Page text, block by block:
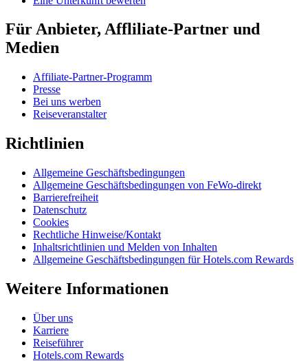
Für Anbieter, Affliliate-Partner und
Medien
Affiliate-Partner-Programm
Presse
Bei uns werben
Reiseveranstalter
Richtlinien
Allgemeine Geschäftsbedingungen
Allgemeine Geschäftsbedingungen von FeWo-direkt
Barrierefreiheit
Datenschutz
Cookies
Rechtliche Hinweise/Kontakt
Inhaltsrichtlinien und Melden von Inhalten
Allgemeine Geschäftsbedingungen für Hotels.com Rewards
Weitere Informationen
Über uns
Karriere
Reiseführer
Hotels.com Rewards